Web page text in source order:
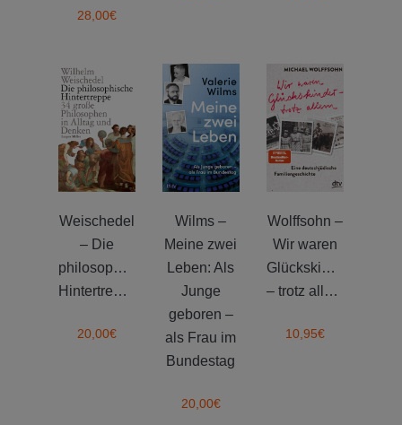
28,00€
Weischedel
– Die
philosophische
Hintertreppe
20,00€
Wilms –
Meine zwei
Leben: Als
Junge
geboren –
als Frau im
Bundestag
20,00€
Wolffsohn –
Wir waren
Glückskinder
– trotz allem
10,95€